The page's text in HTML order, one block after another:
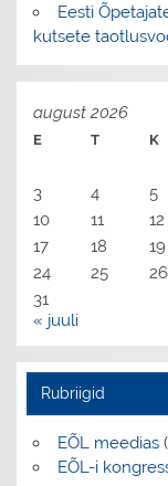
Eesti
kutsete
august 2026
E T K
3
4 5
10
11 12
17
18 19
24
25 26
31
« juuli
Rubriigid
EÕL meedias
EÕL-i